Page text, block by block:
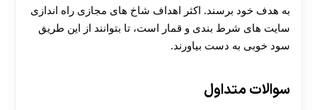
به هدف خود برسند. اکثر اهداف شاخ های مجازی راه اندازی
سایت های شرط بندی و قمار است، تا بتوانند از این طریق
سود خوبی به دست بیاورند.
سوالات متداول